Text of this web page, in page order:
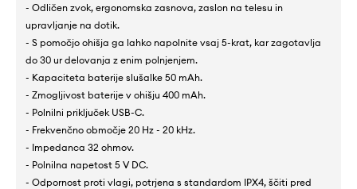
- Odličen zvok, ergonomska zasnova, zaslon na telesu in
upravljanje na dotik.
- S pomočjo ohišja ga lahko napolnite vsaj 5-krat, kar zagotavlja
do 30 ur delovanja z enim polnjenjem.
- Kapaciteta baterije slušalke 50 mAh.
- Zmogljivost baterije v ohišju 400 mAh.
- Polnilni priključek USB-C.
- Frekvenčno območje 20 Hz - 20 kHz.
- Impedanca 32 ohmov.
- Polnilna napetost 5 V DC.
- Odpornost proti vlagi, potrjena s standardom IPX4, ščiti pred